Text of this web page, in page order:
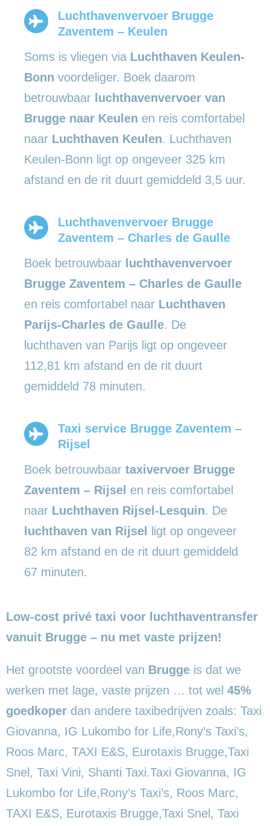
Luchthavenvervoer Brugge
Zaventem – Keulen
Soms is vliegen via Luchthaven Keulen-
Bonn voordeliger. Boek daarom
betrouwbaar luchthavenvervoer van
Brugge naar Keulen en reis comfortabel
naar Luchthaven Keulen. Luchthaven
Keulen-Bonn ligt op ongeveer 325 km
afstand en de rit duurt gemiddeld 3,5 uur.
Luchthavenvervoer Brugge
Zaventem – Charles de Gaulle
Boek betrouwbaar luchthavenvervoer
Brugge Zaventem – Charles de Gaulle
en reis comfortabel naar Luchthaven
Parijs-Charles de Gaulle. De
luchthaven van Parijs ligt op ongeveer
112,81 km afstand en de rit duurt
gemiddeld 78 minuten.
Taxi service Brugge Zaventem –
Rijsel
Boek betrouwbaar taxivervoer Brugge
Zaventem – Rijsel en reis comfortabel
naar Luchthaven Rijsel-Lesquin. De
luchthaven van Rijsel
ligt op ongeveer
82 km afstand en de rit duurt gemiddeld
67 minuten.
Low-cost privé taxi voor luchthaventransfer
vanuit Brugge – nu met vaste prijzen!
Het grootste voordeel van Brugge is dat we
werken met lage, vaste prijzen … tot wel 45%
goedkoper dan andere taxibedrijven zoals: Taxi
Giovanna, IG Lukombo for Life,Rony’s Taxi’s,
Roos Marc, TAXI E&S, Eurotaxis Brugge,Taxi
Snel, Taxi Vini, Shanti Taxi.Taxi Giovanna, IG
Lukombo for Life,Rony’s Taxi’s, Roos Marc,
TAXI E&S, Eurotaxis Brugge,Taxi Snel, Taxi